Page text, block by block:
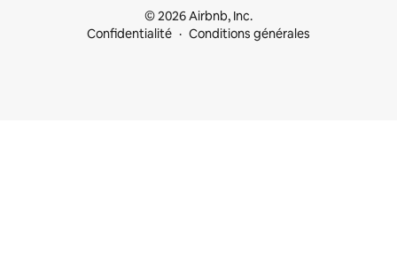
© 2026 Airbnb, Inc.
Confidentialité
Conditions générales